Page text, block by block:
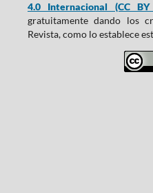
4.0 Internacional (CC BY
gratuitamente dando los
Revista, como lo establece